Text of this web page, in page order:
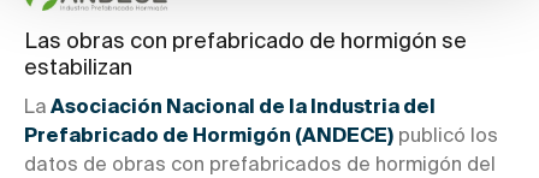
Las obras con prefabricado de hormigón se
estabilizan
La Asociación Nacional de la Industria del
Prefabricado de Hormigón (ANDECE) publicó los
datos de obras con prefabricados de hormigón del